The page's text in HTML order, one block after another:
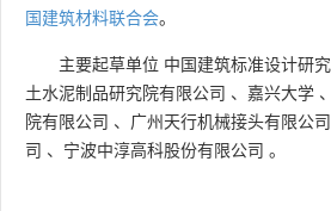
国建筑材料联合会。
主要起草单位 中国建筑标准设计研
土水泥制品研究院有限公司 、 嘉兴大学 、
院有限公司 、 广州天行机械接头有限公司
司 、 宁波中淳高科股份有限公司 。